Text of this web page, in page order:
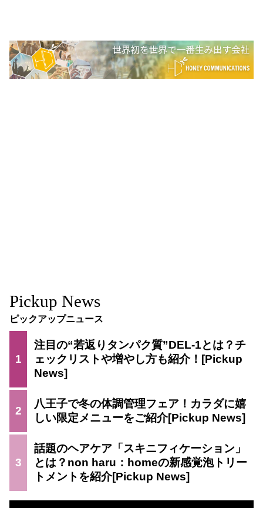
Pickup News
ピックアップニュース
1
注目の“若返りタンパク質”DEL-1とは？チ
ェックリストや増やし方も紹介！
2
八王子で冬の体調管理フェア！カラダに嬉
しい限定メニューをご紹介
3
話題のヘアケア「スキニフィケーション」
とは？non haru：homeの新感覚泡トリー
トメントを紹介